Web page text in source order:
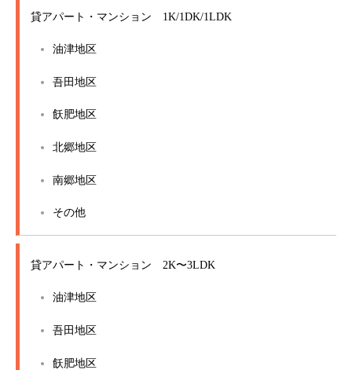
貸アパート・マンション 1K/1DK/1LDK
油津地区
吾田地区
飫肥地区
北郷地区
南郷地区
その他
貸アパート・マンション 2K〜3LDK
油津地区
吾田地区
飫肥地区